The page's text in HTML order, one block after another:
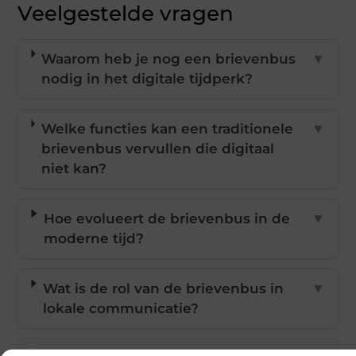
Veelgestelde vragen
Waarom heb je nog een brievenbus
nodig in het digitale tijdperk?
▼
Welke functies kan een traditionele
brievenbus vervullen die digitaal
niet kan?
▼
Hoe evolueert de brievenbus in de
moderne tijd?
▼
Wat is de rol van de brievenbus in
lokale communicatie?
▼